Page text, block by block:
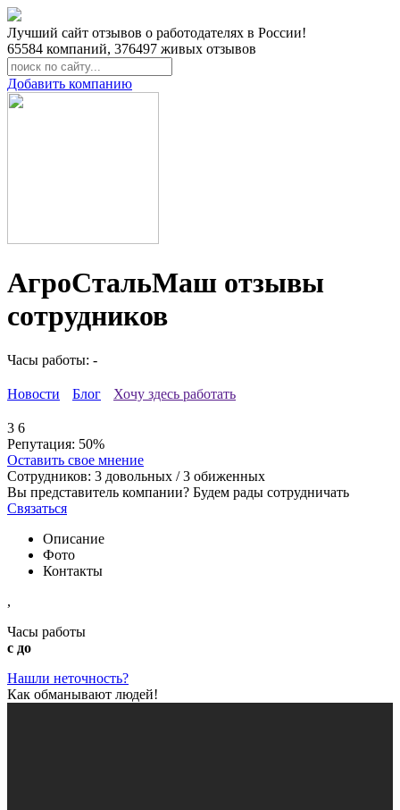
Лучший сайт отзывов о работодателях в России!
65584 компаний, 376497 живых отзывов
Добавить компанию
АгроСтальМаш отзывы
сотрудников
Часы работы: -
Новости Блог Хочу здесь работать
3 6
Репутация: 50%
Оставить свое мнение
Сотрудников: 3 довольных /3 обиженных
Вы представитель компании? Будем рады сотрудничать
Связаться
Описание
Фото
Контакты
,
Часы работы
с до
Нашли неточность?
Как обманывают людей!